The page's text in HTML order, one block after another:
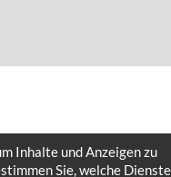
Inhalte und Anzeigen zu
Sie, welche Dienste